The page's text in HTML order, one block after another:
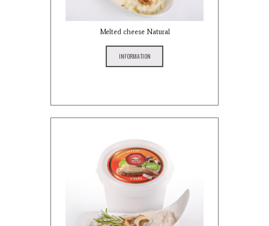
Melted cheese Natural
INFORMATION